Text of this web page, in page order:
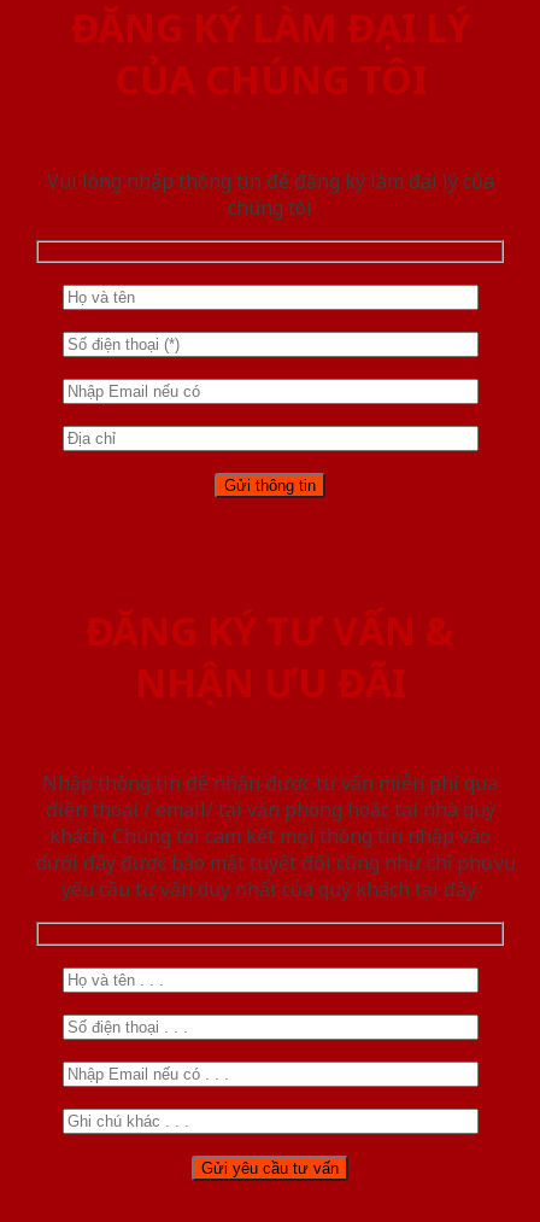
ĐĂNG KÝ LÀM ĐẠI LÝ
CỦA CHÚNG TÔI
Vui lòng nhập thông tin để đăng ký làm đại lý của
chúng tôi
ĐĂNG KÝ TƯ VẤN &
NHẬN ƯU ĐÃI
Nhập thông tin để nhận được tư vấn miễn phí qua
điện thoại / email/ tại văn phòng hoặc tại nhà quý
khách. Chúng tôi cam kết mọi thông tin nhập vào
dưới đây được bảo mật tuyệt đối cũng như chỉ phục vụ
yêu cầu tư vấn duy nhất của quý khách tại đây.